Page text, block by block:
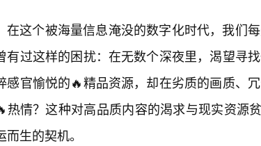
在这个被海量信息淹没的数字化时代，我们
有过这样的困扰：在无数个深夜里，渴望寻
感官愉悦的🔥精品资源，却在劣质的画质、
热情？这种对高品质内容的渴求与现实资源
而生的契机。